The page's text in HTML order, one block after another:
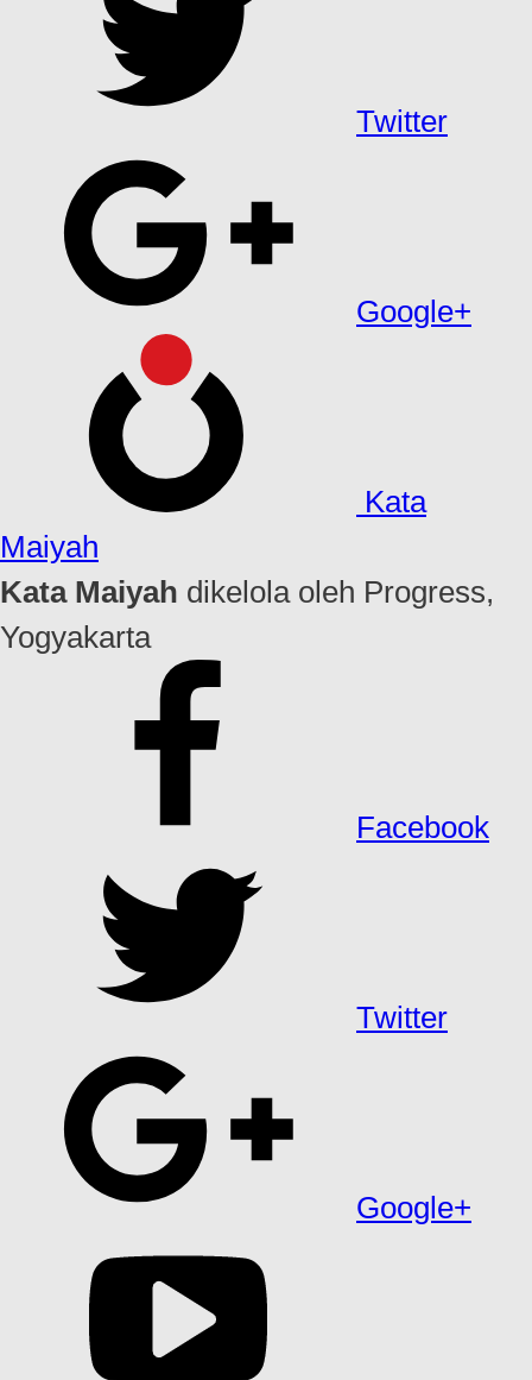
Twitter
Google+
Kata
Maiyah
Kata Maiyah dikelola oleh Progress,
Yogyakarta
Facebook
Twitter
Google+